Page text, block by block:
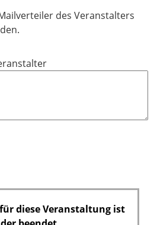
des Veranstalters
diese Veranstaltung ist